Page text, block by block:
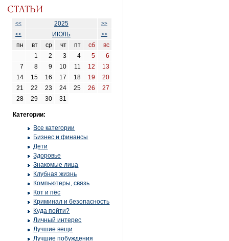
<< 2025
>>
<<
ИЮЛЬ >>
пн вт ср чт пт сб
вс
1
2 3 4 5
6
7
8 9 10 11 12
13
14
15 16 17 18 19
20
21
22 23 24 25 26
27
28
29 30 31
Категории:
Все категории
Бизнес и финансы
Дети
Здоровье
Знакомые лица
Клубная жизнь
Компьютеры, связь
Кот и пёс
Криминал и безопасность
Куда пойти?
Личный интерес
Лучшие вещи
Лучшие побуждения